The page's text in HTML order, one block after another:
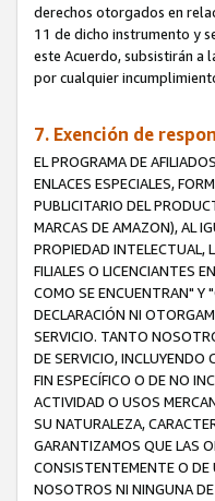
derechos otorgados en
11 de dicho instrumento y
este Acuerdo, subsistirán a
por cualquier
7. Exención de
EL PROGRAMA DE
ENLACES ESPECIALES,
PUBLICITARIO DEL
MARCAS DE AMAZON), AL
PROPIEDAD INTELECTUAL,
FILIALES O LICENCIANTES
COMO SE ENCUENTRAN" Y
DECLARACIÓN NI
SERVICIO. TANTO
DE SERVICIO, INCLUYENDO
FIN ESPECÍFICO O DE NO
ACTIVIDAD O USOS
SU NATURALEZA,
GARANTIZAMOS QUE LAS
CONSISTENTEMENTE O DE
NOSOTROS NI NINGUNA DE